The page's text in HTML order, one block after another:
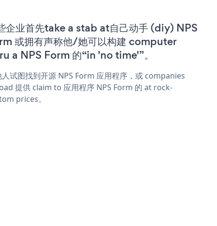
企业首先take a stab at自己动手 (diy) NPS
或拥有声称他/她可以构建 computer
a NPS Form 的“in 'no time'”。
人试图找到开源 NPS Form 应用程序，或 companies
提供 claim to 应用程序 NPS Form 的 at rock-
prices。